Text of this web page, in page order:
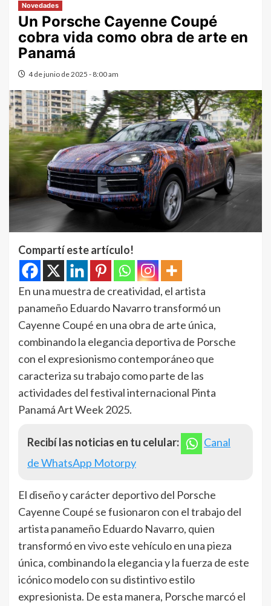
Novedades
Un Porsche Cayenne Coupé
cobra vida como obra de arte en
Panamá
4 de junio de 2025 - 8:00 am
Compartí este artículo!
En una muestra de creatividad, el artista
panameño Eduardo Navarro transformó un
Cayenne Coupé en una obra de arte única,
combinando la elegancia deportiva de Porsche
con el expresionismo contemporáneo que
caracteriza su trabajo como parte de las
actividades del festival internacional Pinta
Panamá Art Week 2025.
Recibí las noticias en tu celular:
Canal
de WhatsApp Motorpy
El diseño y carácter deportivo del Porsche
Cayenne Coupé se fusionaron con el trabajo del
artista panameño Eduardo Navarro, quien
transformó en vivo este vehículo en una pieza
única, combinando la elegancia y la fuerza de este
icónico modelo con su distintivo estilo
expresionista. De esta manera, Porsche marcó el